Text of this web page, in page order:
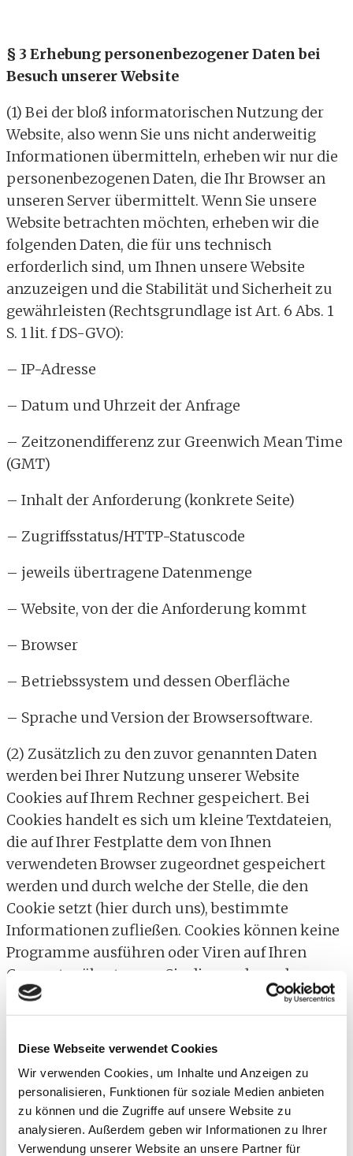
Diese Webseite verwendet Cookies
Wir verwenden Cookies, um Inhalte und Anzeigen zu
personalisieren, Funktionen für soziale Medien anbieten
zu können und die Zugriffe auf unsere Website zu
analysieren. Außerdem geben wir Informationen zu Ihrer
Verwendung unserer Website an unsere Partner für
§ 3 Erhebung personenbezogener Daten bei
Besuch unserer Website
(1) Bei der bloß informatorischen Nutzung der
Website, also wenn Sie uns nicht anderweitig
Informationen übermitteln, erheben wir nur die
personenbezogenen Daten, die Ihr Browser an
unseren Server übermittelt. Wenn Sie unsere
Website betrachten möchten, erheben wir die
folgenden Daten, die für uns technisch
erforderlich sind, um Ihnen unsere Website
anzuzeigen und die Stabilität und Sicherheit zu
gewährleisten (Rechtsgrundlage ist Art. 6 Abs. 1
S. 1 lit. f DS-GVO):
– IP-Adresse
– Datum und Uhrzeit der Anfrage
– Zeitzonendifferenz zur Greenwich Mean Time
(GMT)
– Inhalt der Anforderung (konkrete Seite)
– Zugriffsstatus/HTTP-Statuscode
– jeweils übertragene Datenmenge
– Website, von der die Anforderung kommt
– Browser
– Betriebssystem und dessen Oberfläche
– Sprache und Version der Browsersoftware.
(2) Zusätzlich zu den zuvor genannten Daten
werden bei Ihrer Nutzung unserer Website
Cookies auf Ihrem Rechner gespeichert. Bei
Cookies handelt es sich um kleine Textdateien,
die auf Ihrer Festplatte dem von Ihnen
verwendeten Browser zugeordnet gespeichert
werden und durch welche der Stelle, die den
Cookie setzt (hier durch uns), bestimmte
Informationen zufließen. Cookies können keine
Programme ausführen oder Viren auf Ihren
Computer übertragen. Sie dienen dazu, das
Internetangebot insgesamt nutzerfreundlicher
und effektiver zu machen.
(3) Einsatz von Cookies:
a) Diese Website nutzt folgende Arten von
Cookies, deren Umfang und Funktionsweise im
Folgenden erläutert werden: